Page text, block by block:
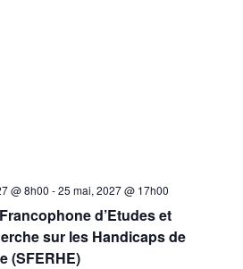
d’Etudes et
sur les Handicaps de
(SFERHE)
@ 8h00 -25 mai, 2027 @ 17h00